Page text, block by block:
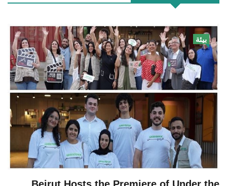
بيئة